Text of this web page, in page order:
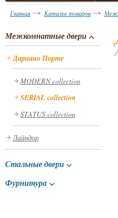
Главная Каталог товаров
Межкомнатные двери
Дариано Порте
MODERN collection
SERIAL collection
STATUS collection
Лайндор
Стальные двери
Фурнитура